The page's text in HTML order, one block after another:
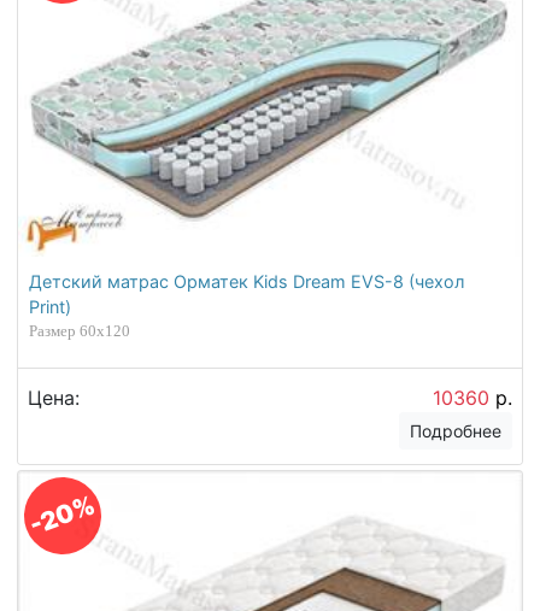
Детский матрас Орматек Kids Dream EVS-8 (чехол
Print)
Размер 60х120
Цена: